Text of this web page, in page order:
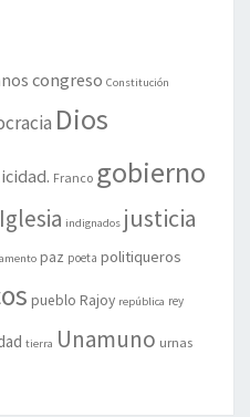
congreso Constitución
Dios
Franco gobierno
Iglesia indignados justicia
paz poeta politiqueros
pueblo Rajoy república rey
tierra Unamuno urnas